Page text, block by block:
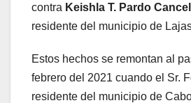
contra Keishla T. Pardo
residente del municipio de
Estos hechos se remontan al
febrero del 2021 cuando el Sr.
residente del municipio de